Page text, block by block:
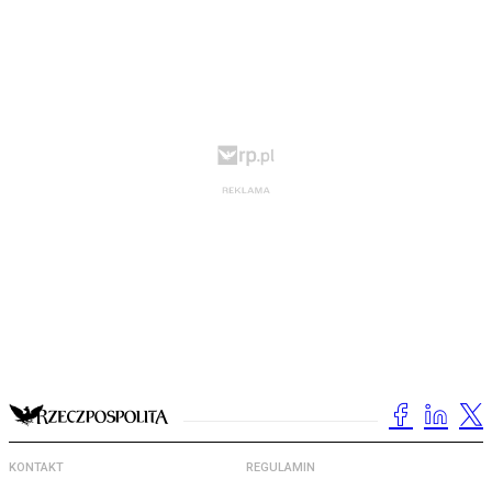
KONTAKT REGULAMIN